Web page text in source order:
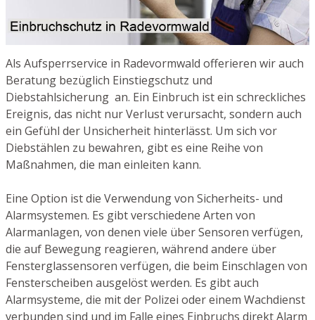
Als Aufsperrservice in Radevormwald offerieren wir auch
Beratung bezüglich Einstiegschutz und
Diebstahlsicherung an. Ein Einbruch ist ein schreckliches
Ereignis, das nicht nur Verlust verursacht, sondern auch
ein Gefühl der Unsicherheit hinterlässt. Um sich vor
Diebstählen zu bewahren, gibt es eine Reihe von
Maßnahmen, die man einleiten kann.
Eine Option ist die Verwendung von Sicherheits- und
Alarmsystemen. Es gibt verschiedene Arten von
Alarmanlagen, von denen viele über Sensoren verfügen,
die auf Bewegung reagieren, während andere über
Fensterglassensoren verfügen, die beim Einschlagen von
Fensterscheiben ausgelöst werden. Es gibt auch
Alarmsysteme, die mit der Polizei oder einem Wachdienst
verbunden sind und im Falle eines Einbruchs direkt Alarm